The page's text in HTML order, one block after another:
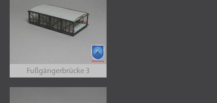
Fußgängerbrücke 3